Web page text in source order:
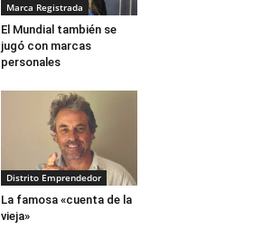
Marca Registrada
El Mundial también se
jugó con marcas
personales
Distrito Emprendedor
La famosa «cuenta de la
vieja»